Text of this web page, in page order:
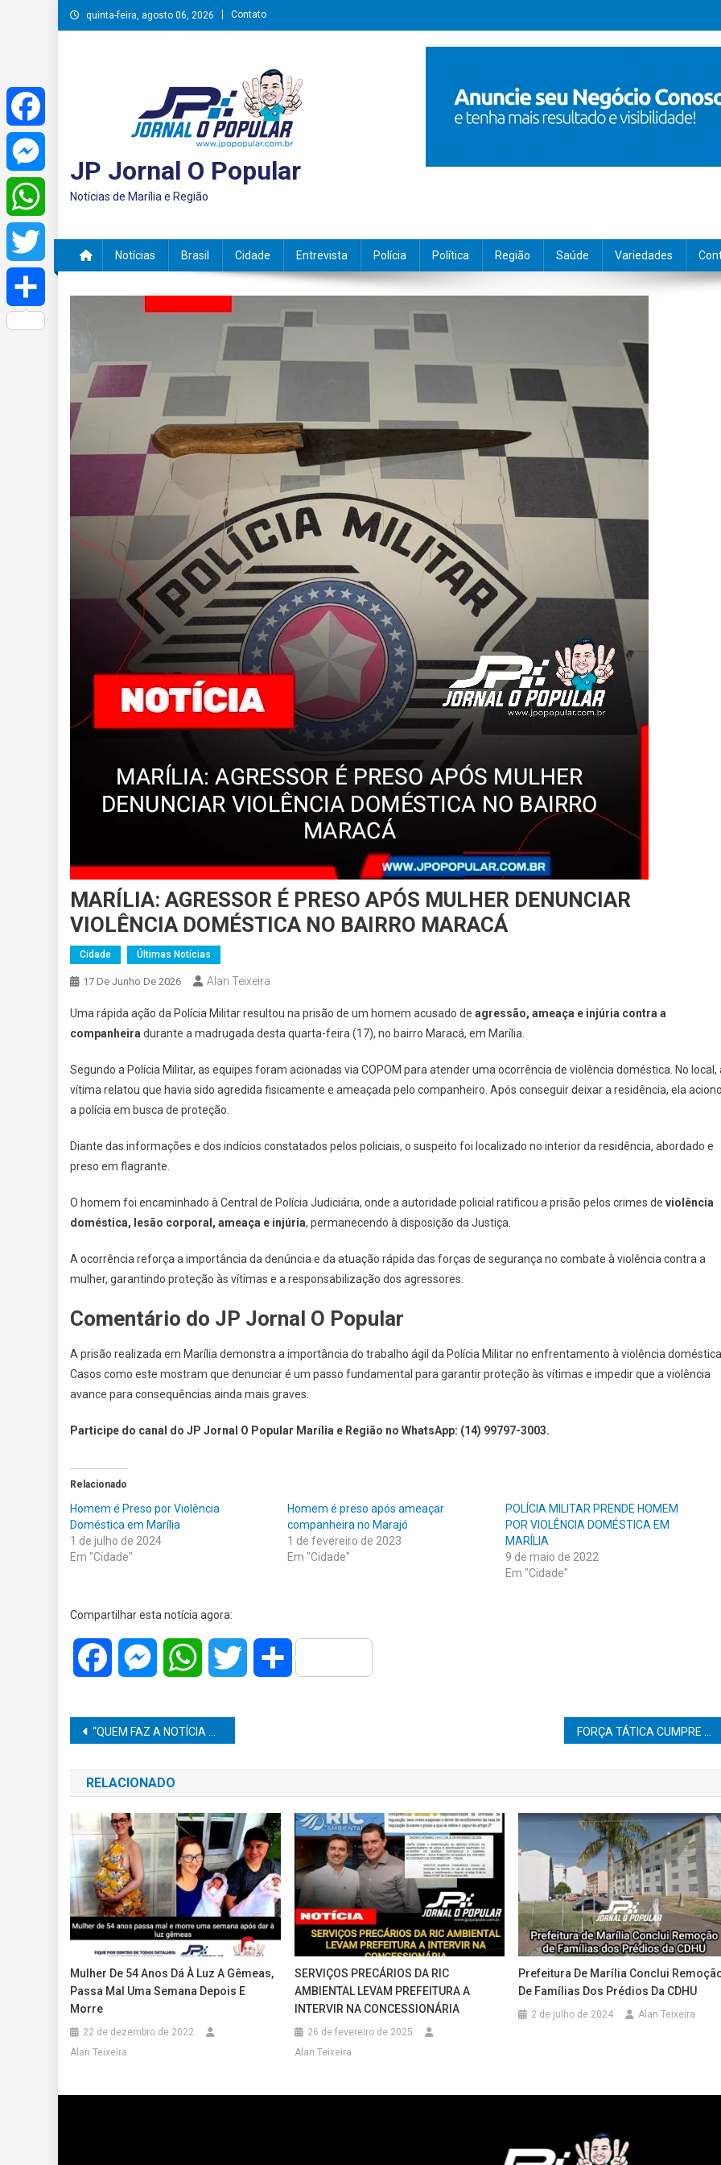
Skip
to
quinta-feira, agosto 06, 2026 Contato
JP Jornal O Popular
Notícias de Marília e Região
Notícias Brasil Cidade Entrevista Polícia Política Região Saúde Variedades
MARÍLIA: AGRESSOR É PRESO APÓS MULHER DENUNCIAR
VIOLÊNCIA DOMÉSTICA NO BAIRRO MARACÁ
Cidade Últimas Notícias
17 De Junho De 2026 Alan Teixeira
Uma rápida ação da Polícia Militar resultou na prisão de um homem acusado de agressão, ameaça e injúria contra a
companheira durante a madrugada desta quarta-feira (17), no bairro Maracá, em Marília.
Segundo a Polícia Militar, as equipes foram acionadas via COPOM para atender uma ocorrência de violência doméstica. No local,
vítima relatou que havia sido agredida fisicamente e ameaçada pelo companheiro. Após conseguir deixar a residência, ela
a polícia em busca de proteção.
Diante das informações e dos indícios constatados pelos policiais, o suspeito foi localizado no interior da residência, abordado e
preso em flagrante.
O homem foi encaminhado à Central de Polícia Judiciária, onde a autoridade policial ratificou a prisão pelos crimes de violência
doméstica, lesão corporal, ameaça e injúria, permanecendo à disposição da Justiça.
A ocorrência reforça a importância da denúncia e da atuação rápida das forças de segurança no combate à violência contra a
mulher, garantindo proteção às vítimas e a responsabilização dos agressores.
Comentário do JP Jornal O Popular
A prisão realizada em Marília demonstra a importância do trabalho ágil da Polícia Militar no enfrentamento à violência
Casos como este mostram que denunciar é um passo fundamental para garantir proteção às vítimas e impedir que a violência
avance para consequências ainda mais graves.
Participe do canal do JP Jornal O Popular Marília e Região no WhatsApp: (14) 99797-3003.
Relacionado
Homem é Preso por Violência
Doméstica em Marília
1 de julho de 2024
Em "Cidade"
Homem é preso após ameaçar
companheira no Marajó
1 de fevereiro de 2023
Em "Cidade"
POLÍCIA MILITAR PRENDE HOMEM
POR VIOLÊNCIA DOMÉSTICA EM
MARÍLIA
9 de maio de 2022
Em "Cidade"
Compartilhar esta notícia agora:
Facebook MessengerWhatsAppTwitter Share
Navegação
de
Post
“QUEM FAZ A NOTÍCIA ACONTECER TAMBÉM MERECE SER NOTÍCIA”: ANA CLAUDIA CAETANO CELEBRA MAIS UM ANO DE VIDA E RECEBE HOMENAGEM DO JP JORNAL O POPULAR
RELACIONADO
Mulher De 54 Anos Dá À Luz A Gêmeas,
Passa Mal Uma Semana Depois E
Morre
22 de dezembro de 2022
Alan Teixeira
SERVIÇOS PRECÁRIOS DA RIC
AMBIENTAL LEVAM PREFEITURA A
INTERVIR NA CONCESSIONÁRIA
26 de fevereiro de 2025
Alan Teixeira
Prefeitura De Marília Conclui
De Famílias Dos Prédios Da CDHU
2 de julho de 2024 Alan Teixeira
Facebook
Messenger
WhatsApp
Twitter
Share